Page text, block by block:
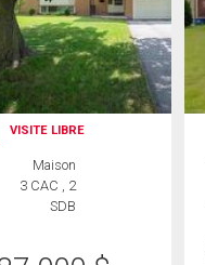
VISITE LIBRE
Maison
3 CAC , 2
SDB